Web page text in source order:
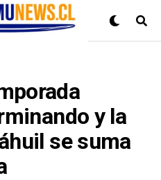
y la
se suma